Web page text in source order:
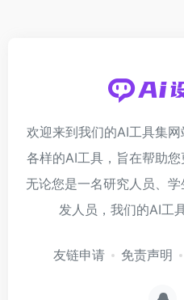
欢迎来到我们的AI工具集
各样的AI工具，旨在帮助您
无论您是一名研究人员、
发人员，我们的AI工
友链申请 免责声明